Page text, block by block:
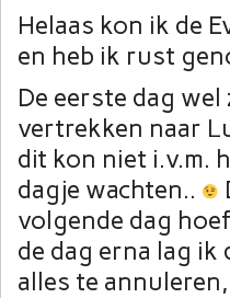
Helaas kon ik de
en heb ik rust
De eerste dag
vertrekken naar
dit kon niet i.v.m.
dagje wachten..
volgende dag
de dag erna lag ik
alles te